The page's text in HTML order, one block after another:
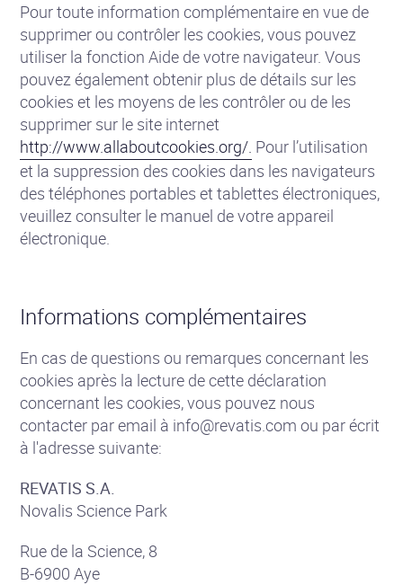
Pour toute information complémentaire en vue de
supprimer ou contrôler les cookies, vous pouvez
utiliser la fonction Aide de votre navigateur. Vous
pouvez également obtenir plus de détails sur les
cookies et les moyens de les contrôler ou de les
supprimer sur le site internet
http://www.allaboutcookies.org/. Pour l’utilisation
et la suppression des cookies dans les navigateurs
des téléphones portables et tablettes électroniques,
veuillez consulter le manuel de votre appareil
électronique.
Informations complémentaires
En cas de questions ou remarques concernant les
cookies après la lecture de cette déclaration
concernant les cookies, vous pouvez nous
contacter par email à info@revatis.com ou par écrit
à l'adresse suivante:
REVATIS S.A.
Novalis Science Park
Rue de la Science, 8
B-6900 Aye